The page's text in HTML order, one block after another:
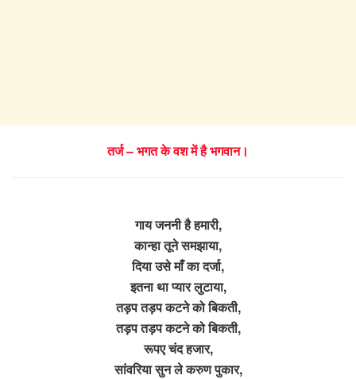
तर्ज – भगत के वश में है भगवान।
गाय जननी है हमारी,
कान्हा तूने समझाया,
दिया उसे माँ का दर्जा,
इतना था प्यार लुटाया,
तड़प तड़प कटने को बिकती,
तड़प तड़प कटने को बिकती,
रूपए चंद हजार,
सांवरिया सुन ले करुण पुकार,